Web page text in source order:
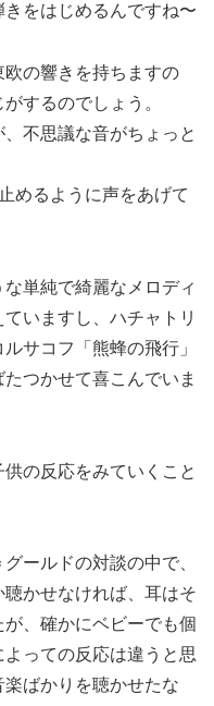
をはじめるんですね〜
の響きを持ちますの
するのでしょう。
不思議な音がちょっと
めるように声をあげて
単純で綺麗なメロディ
いますし、ハチャトリ
サコフ「熊蜂の飛行」
つかせて喜こんでいま
の反応をみていくこと
ールドの対談の中で、
かせなければ、耳はそ
、確かにベビーでも個
っての反応は違うと思
ばかりを聴かせたな